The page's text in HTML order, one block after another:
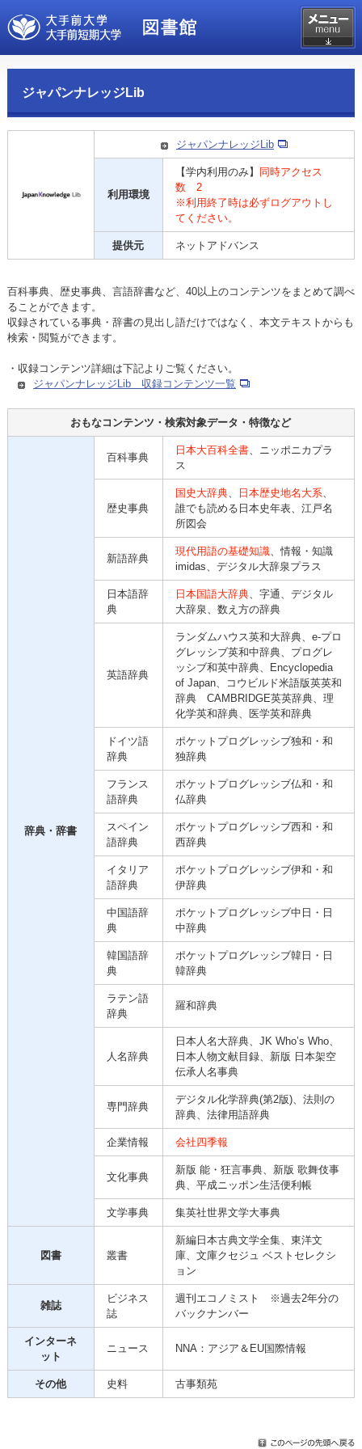
ジャパンナレッジLib
ジャパンナレッジLib
利用環境
【学内利用のみ】
同時アクセス
数 2
※利用終了時は必ずログアウトし
てください。
提供元 ネットアドバンス
百科事典、歴史事典、言語辞書など、40以上のコンテンツをまとめて調べ
ることができます。
収録されている事典・辞書の見出し語だけではなく、本文テキストからも
検索・閲覧ができます。
・収録コンテンツ詳細は下記よりご覧ください。
ジャパンナレッジLib 収録コンテンツ一覧
おもなコンテンツ・検索対象データ・特徴など
辞典・辞書
百科事典
日本大百科全書、ニッポニカプラ
ス
歴史事典
国史大辞典、 日本歴史地名大系
誰でも読める日本史年表、江戸名
所図会
新語辞典
現代用語の基礎知識、情報・知識
imidas、デジタル大辞泉プラス
日本語辞
典
日本国語大辞典、字通、デジタル
大辞泉、数え方の辞典
英語辞典
ランダムハウス英和大辞典、e-プロ
グレッシブ英和中辞典、プログレ
ッシブ和英中辞典、Encyclopedia
of Japan、コウビルド米語版英英和
辞典 CAMBRIDGE英英辞典、理
化学英和辞典、医学英和辞典
ドイツ語
辞典
ポケットプログレッシブ独和・和
独辞典
フランス
語辞典
ポケットプログレッシブ仏和・和
仏辞典
スペイン
語辞典
ポケットプログレッシブ西和・和
西辞典
イタリア
語辞典
ポケットプログレッシブ伊和・和
伊辞典
中国語辞
典
ポケットプログレッシブ中日・日
中辞典
韓国語辞
典
ポケットプログレッシブ韓日・日
韓辞典
ラテン語
辞典
羅和辞典
人名辞典
日本人名大辞典、JK Who’s Who、
日本人物文献目録、新版 日本架空
伝承人名事典
専門辞典
デジタル化学辞典(第2版)、法則の
辞典、法律用語辞典
企業情報 会社四季報
文化事典
新版 能・狂言事典、新版 歌舞伎事
典、平成ニッポン生活便利帳
文学事典 集英社世界文学大事典
図書 叢書
新編日本古典文学全集、東洋文
庫、文庫クセジュ ベストセレクシ
ョン
雑誌
ビジネス
誌
週刊エコノミスト ※過去2年分の
バックナンバー
インターネ
ット
ニュース NNA：アジア＆EU国際情報
その他 史料 古事類苑